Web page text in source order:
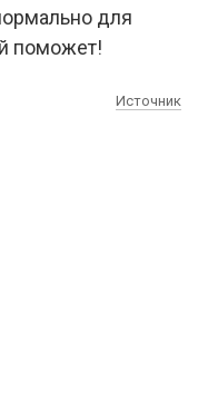
для
поможет!
Источник